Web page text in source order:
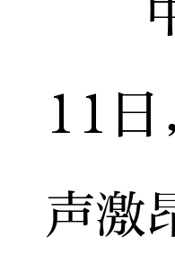
中
11日
声激